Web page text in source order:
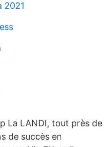
2021
La LANDI, tout près de
de succès en